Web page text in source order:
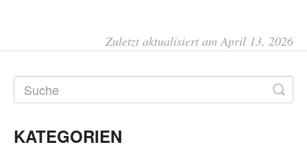
Zuletzt aktualisiert am April 13, 2026
KATEGORIEN